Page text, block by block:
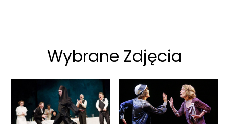
Wybrane Zdjęcia